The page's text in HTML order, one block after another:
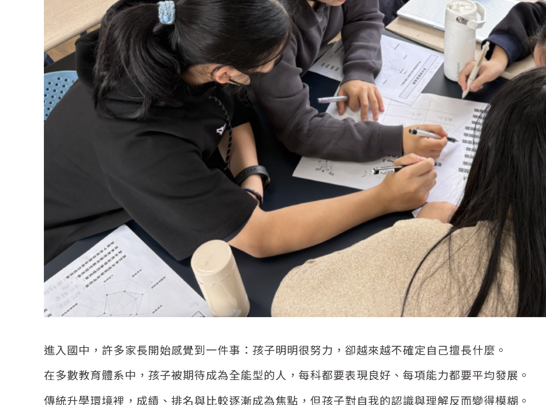
進入國中，許多家長開始感覺到一件事：孩子明明很努力，卻越來越不確定自己擅長什麼。
在多數教育體系中，孩子被期待成為全能型的人，每科都要表現良好、每項能力都要平均發展。
傳統升學環境裡，成績、排名與比較逐漸成為焦點，但孩子對自我的認識與理解反而變得模糊。